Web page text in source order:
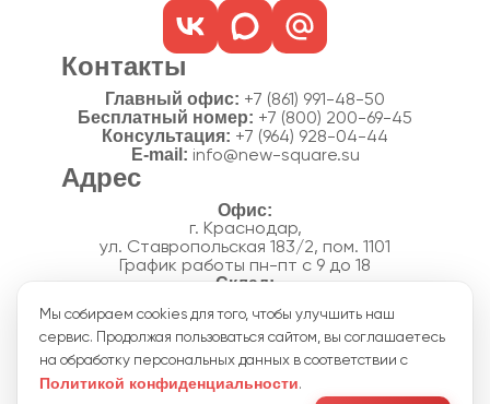
Контакты
Главный офис: +7 (861) 991-48-50
Бесплатный номер: +7 (800) 200-69-45
Консультация: +7 (964) 928-04-44
E-mail: info@new-square.su
Адрес
г. Краснодар,
ул. Ставропольская 183/2, пом. 1101
График работы пн-пт с 9 до 18
п. Новознаменский, ул.Производственная, 15
График работы склада пн-пт с 8 до 18
Акции
Политика конфиденциальности
Мы собираем cookies для того, чтобы улучшить наш
сервис. Продолжая пользоваться сайтом, вы соглашаетесь
на обработку персональных данных в соответствии с
Политикой конфиденциальности.